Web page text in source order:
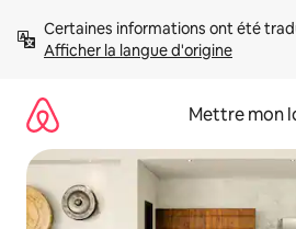
directement
Afficher la langue d'origine
Mettre mon